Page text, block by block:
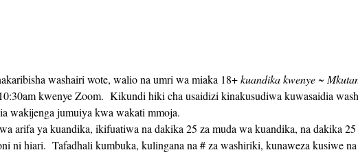
washairi wote, walio na umri wa miaka 18+ kuandika kwenye ~
kwenye Zoom.  Kikundi hiki cha usaidizi kinakusudiwa kuwasaidia
wakijenga jumuiya kwa wakati mmoja.
ni hiari.  Tafadhali kumbuka, kulingana na # za washiriki, kunaweza kusiwe